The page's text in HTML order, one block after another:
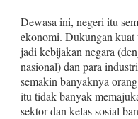
Dewasa ini, negeri itu
ekonomi. Dukungan
jadi kebijakan negara
nasional) dan para
semakin banyaknya
itu tidak banyak
sektor dan kelas sosial